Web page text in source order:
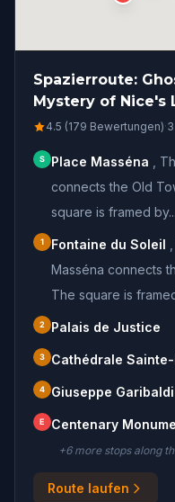
Spazierroute:
Mystery of Nice's
4.5 (179 Bewertungen)·
S Place Masséna
connects the Old
square is framed by...
1 Fontaine du Soleil
Masséna connects
The square is
2 Palais de Justice
3 Cathédrale
4 Giuseppe
E Centenary
+6more stopsalong
Route laufen